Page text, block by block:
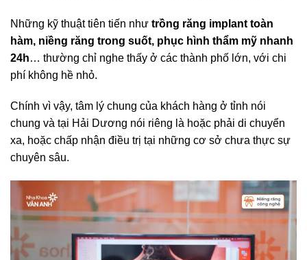
Những kỹ thuật tiên tiến như trồng răng implant toàn
hàm, niềng răng trong suốt, phục hình thẩm mỹ nhanh
24h… thường chỉ nghe thấy ở các thành phố lớn, với chi
phí không hề nhỏ.
Chính vì vậy, tâm lý chung của khách hàng ở tỉnh nói
chung và tại Hải Dương nói riêng là hoặc phải di chuyển
xa, hoặc chấp nhận điều trị tại những cơ sở chưa thực sự
chuyên sâu.